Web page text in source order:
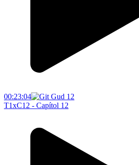
00:23:04
T1xC12 - Capítol 12